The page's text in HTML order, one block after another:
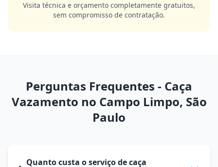
Visita técnica e orçamento completamente gratuitos,
sem compromisso de contratação.
Perguntas Frequentes - Caça
Vazamento no Campo Limpo, São
Paulo
Quanto custa o serviço de caça